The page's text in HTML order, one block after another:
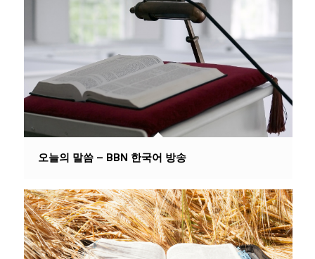
오늘의 말씀 – BBN 한국어 방송